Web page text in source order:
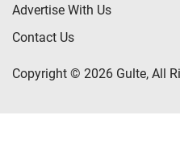
Advertise With Us
Contact Us
Copyright © 2026 Gulte, All